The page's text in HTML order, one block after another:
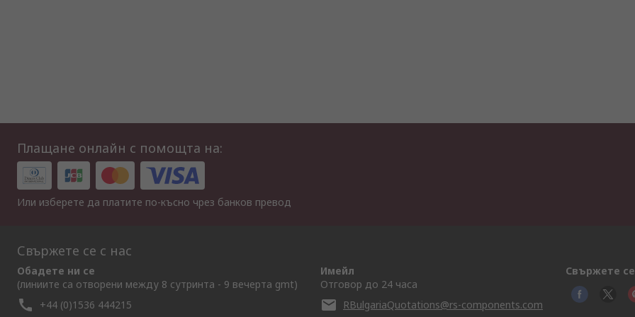
Плащане онлайн с помощта на:
Или изберете да платите по-късно чрез банков превод
Свържете се с нас
Обадете ни се
(линиите са отворени между 8 сутринта - 9 вечерта gmt)
+44 (0)1536 444215
Имейл
Отговор до 24 часа
RBulgariaQuotations@rs-components.com
Свържете